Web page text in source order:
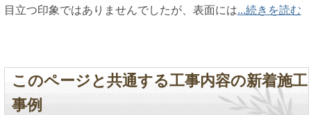
目立つ印象ではありませんでしたが、表面には...続きを読む
このページと共通する工事内容の新着施工
事例